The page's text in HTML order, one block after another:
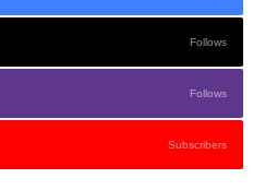
Follows
Follows
Subscribers